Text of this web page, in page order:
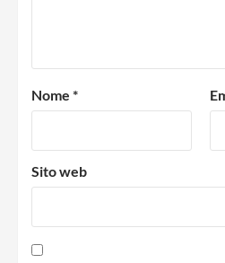
Nome *
Sito web